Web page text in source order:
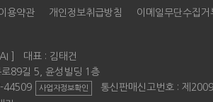
용약관 개인정보취급방침 이메일무단수집거
] 대표 : 김태건
89길 5, 윤성빌딩 1층
44509
사업자정보확인
통신판매신고번호 : 제